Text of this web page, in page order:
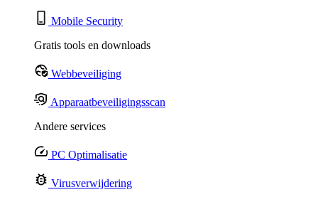
Mobile Security
Gratis tools en downloads
Webbeveiliging
Apparaatbeveiligingsscan
Andere services
PC Optimalisatie
Virusverwijdering